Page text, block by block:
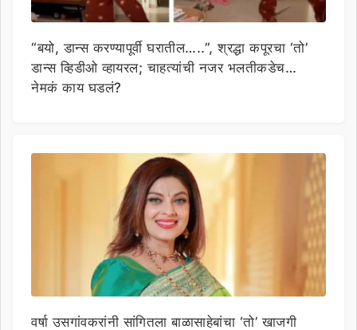
“बयो, डान्स करण्यापूर्वी घरातील…..”, श्रद्धा कपूरचा ‘तो’
डान्स व्हिडीओ व्हायरल; चाहत्यांची नजर भलतीकडेच…
नेमकं काय घडलं?
वर्षा उसगांवकरांनी सांगितला बाळासाहेबांचा ‘तो’ खाजगी